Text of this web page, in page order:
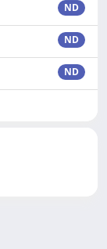
ND
ND
ND